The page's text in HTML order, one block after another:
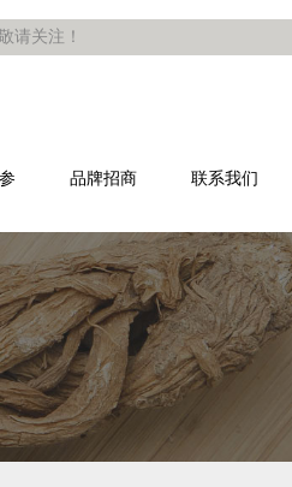
请关注！
品牌招商 联系我们